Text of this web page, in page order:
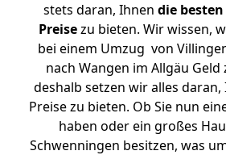
stets daran, Ihnen die
Preisezu bieten. Wir wissen,
bei einem Umzug von
nach Wangen im Allgäu Geld
deshalb setzen wir alles
Preise zu bieten. Ob Sie nun
haben oder ein großes
Schwenningen besitzen, was